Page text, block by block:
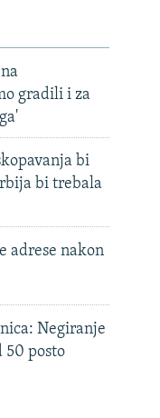
gradili i za
bi
bi trebala
adrese nakon
Negiranje
50 posto